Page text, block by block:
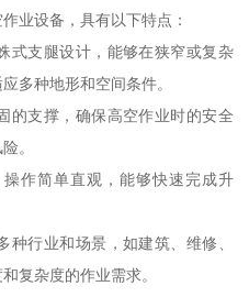
业设备，具有以下特点：
式支腿设计，能够在狭窄或复杂
多种地形和空间条件。
的支撑，确保高空作业时的安全
。
作简单直观，能够快速完成升
行业和场景，如建筑、维修、
复杂度的作业需求。